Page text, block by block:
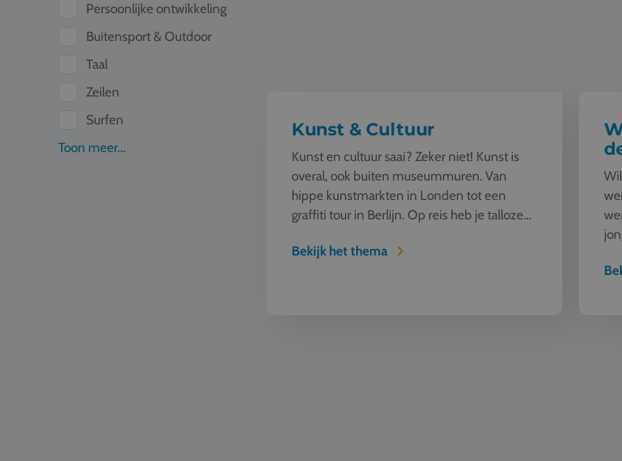
Persoonlijke ontwikkeling
Buitensport & Outdoor
Taal
Zeilen
Surfen
Toon meer...
Kunst & Cultuur
Kunst en cultuur saai? Zeker niet! Kunst is
overal, ook buiten museummuren. Van
hippe kunstmarkten in Londen tot een
graffiti tour in Berlijn. Op reis heb je talloze
Bekijk het thema